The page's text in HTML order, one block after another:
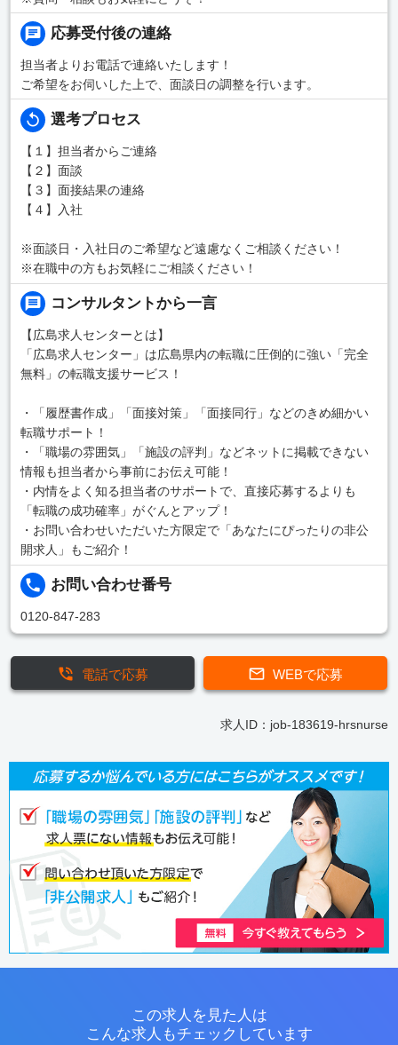
応募受付後の連絡
担当者よりお電話で連絡いたします！
ご希望をお伺いした上で、面談日の調整を行います。
選考プロセス
【１】担当者からご連絡
【２】面談
【３】面接結果の連絡
【４】入社
※面談日・入社日のご希望など遠慮なくご相談ください！
※在職中の方もお気軽にご相談ください！
コンサルタントから一言
【広島求人センターとは】
「広島求人センター」は広島県内の転職に圧倒的に強い「完全
無料」の転職支援サービス！
・「履歴書作成」「面接対策」「面接同行」などのきめ細かい
転職サポート！
・「職場の雰囲気」「施設の評判」などネットに掲載できない
情報も担当者から事前にお伝え可能！
・内情をよく知る担当者のサポートで、直接応募するよりも
「転職の成功確率」がぐんとアップ！
・お問い合わせいただいた方限定で「あなたにぴったりの非公
開求人」もご紹介！
お問い合わせ番号
0120-847-283
WEBで応募
電話で応募
求人ID：job-183619-hrsnurse
この求人を見た人は
こんな求人もチェックしています